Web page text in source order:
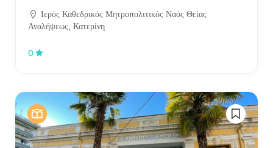
Ιερός Καθεδρικός Μητροπολιτικός Ναός Θείας
Αναλήψεως, Κατερίνη
0